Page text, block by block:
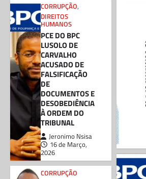
CORRUPÇÃO,
DIREITOS
HUMANOS
PCE DO BPC
LUSOLO DE
CARVALHO
ACUSADO DE
FALSIFICAÇÃO
DE
DOCUMENTOS E
DESOBEDIÊNCIA
À ORDEM DO
TRIBUNAL
Jeronimo Nsisa
16 de Março,
2026
CORRUPÇÃO